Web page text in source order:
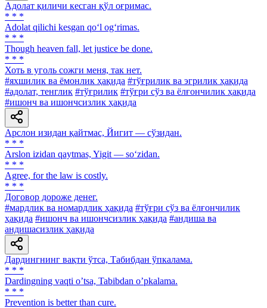
Адолат қиличи кесган қўл оғримас.
* * *
Adolat qilichi kesgan qo‘l og‘rimas.
* * *
Though heaven fall, let justice be done.
* * *
Хоть в уголь сожги меня, так нет.
#яхшилик ва ёмонлик ҳақида #тўғрилик ва эгрилик ҳақида
#адолат, тенглик #тўғрилик #тўғри сўз ва ёлғончилик ҳақида
#ишонч ва ишончсизлик ҳақида
Арслон изидан қайтмас, Йигит — сўзидан.
* * *
Arslon izidan qaytmas, Yigit — so‘zidan.
* * *
Agree, for the law is costly.
* * *
Договор дороже денег.
#мардлик ва номардлик ҳақида #тўғри сўз ва ёлғончилик
ҳақида #ишонч ва ишончсизлик ҳақида #андиша ва
андишасизлик ҳақида
Дардингнинг вақти ўтса, Табибдан ўпкалама.
* * *
Dardingning vaqti oʼtsa, Tabibdan oʼpkalama.
* * *
Prevention is better than cure.